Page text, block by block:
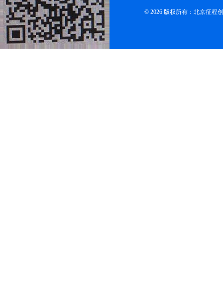
© 2026 版权所有：北京征程